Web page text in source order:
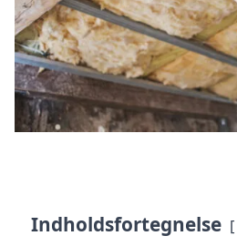
Indholdsfortegnelse